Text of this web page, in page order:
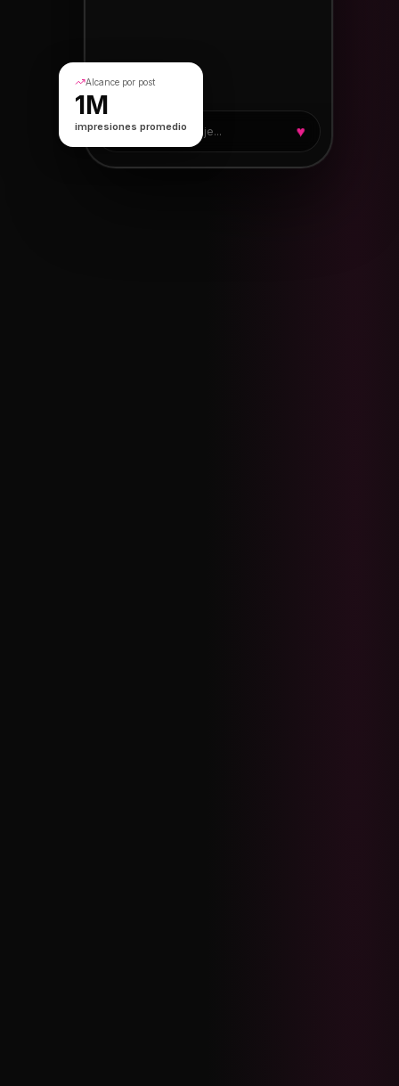
Escribe un mensaje... ♥
Alcance por post
1M
impresiones promedio